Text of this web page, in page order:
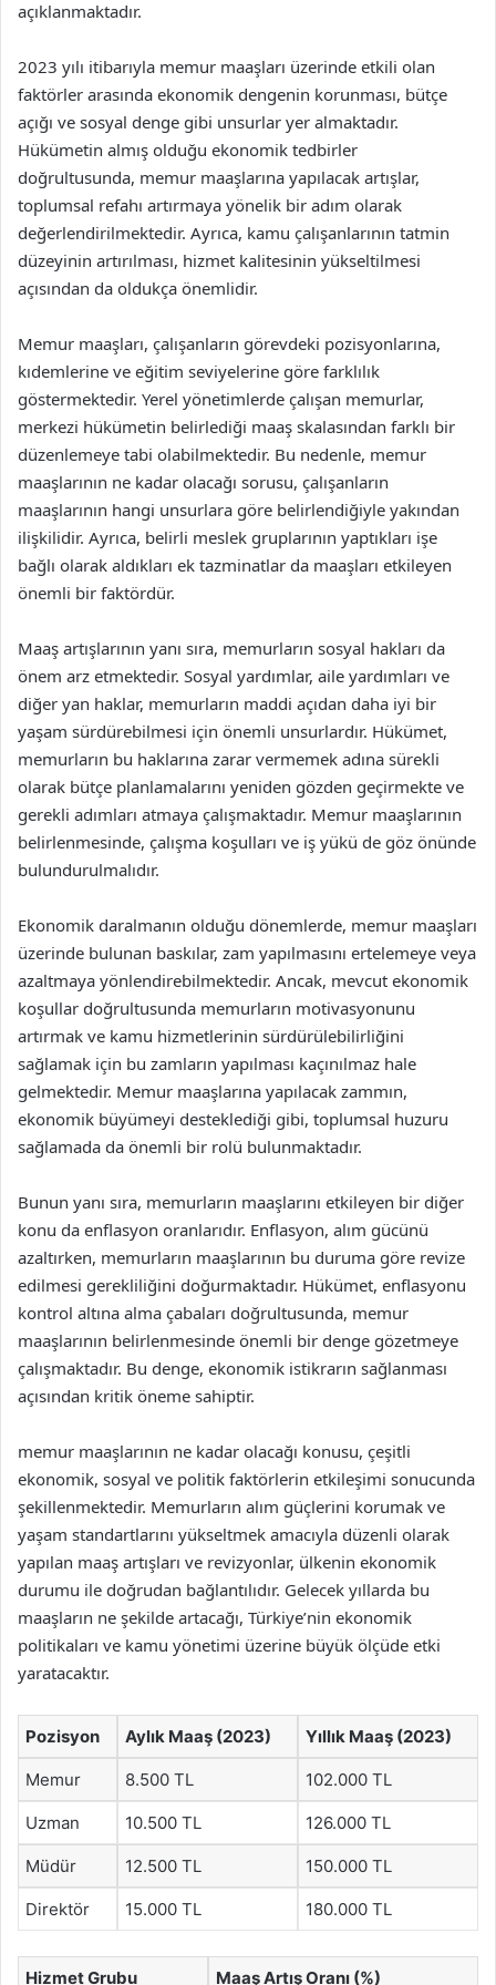
açıklanmaktadır.
2023 yılı itibarıyla memur maaşları üzerinde etkili olan
faktörler arasında ekonomik dengenin korunması, bütçe
açığı ve sosyal denge gibi unsurlar yer almaktadır.
Hükümetin almış olduğu ekonomik tedbirler
doğrultusunda, memur maaşlarına yapılacak artışlar,
toplumsal refahı artırmaya yönelik bir adım olarak
değerlendirilmektedir. Ayrıca, kamu çalışanlarının tatmin
düzeyinin artırılması, hizmet kalitesinin yükseltilmesi
açısından da oldukça önemlidir.
Memur maaşları, çalışanların görevdeki pozisyonlarına,
kıdemlerine ve eğitim seviyelerine göre farklılık
göstermektedir. Yerel yönetimlerde çalışan memurlar,
merkezi hükümetin belirlediği maaş skalasından farklı bir
düzenlemeye tabi olabilmektedir. Bu nedenle, memur
maaşlarının ne kadar olacağı sorusu, çalışanların
maaşlarının hangi unsurlara göre belirlendiğiyle yakından
ilişkilidir. Ayrıca, belirli meslek gruplarının yaptıkları işe
bağlı olarak aldıkları ek tazminatlar da maaşları etkileyen
önemli bir faktördür.
Maaş artışlarının yanı sıra, memurların sosyal hakları da
önem arz etmektedir. Sosyal yardımlar, aile yardımları ve
diğer yan haklar, memurların maddi açıdan daha iyi bir
yaşam sürdürebilmesi için önemli unsurlardır. Hükümet,
memurların bu haklarına zarar vermemek adına sürekli
olarak bütçe planlamalarını yeniden gözden geçirmekte ve
gerekli adımları atmaya çalışmaktadır. Memur maaşlarının
belirlenmesinde, çalışma koşulları ve iş yükü de göz önünde
bulundurulmalıdır.
Ekonomik daralmanın olduğu dönemlerde, memur maaşları
üzerinde bulunan baskılar, zam yapılmasını ertelemeye veya
azaltmaya yönlendirebilmektedir. Ancak, mevcut ekonomik
koşullar doğrultusunda memurların motivasyonunu
artırmak ve kamu hizmetlerinin sürdürülebilirliğini
sağlamak için bu zamların yapılması kaçınılmaz hale
gelmektedir. Memur maaşlarına yapılacak zammın,
ekonomik büyümeyi desteklediği gibi, toplumsal huzuru
sağlamada da önemli bir rolü bulunmaktadır.
Bunun yanı sıra, memurların maaşlarını etkileyen bir diğer
konu da enflasyon oranlarıdır. Enflasyon, alım gücünü
azaltırken, memurların maaşlarının bu duruma göre revize
edilmesi gerekliliğini doğurmaktadır. Hükümet, enflasyonu
kontrol altına alma çabaları doğrultusunda, memur
maaşlarının belirlenmesinde önemli bir denge gözetmeye
çalışmaktadır. Bu denge, ekonomik istikrarın sağlanması
açısından kritik öneme sahiptir.
memur maaşlarının ne kadar olacağı konusu, çeşitli
ekonomik, sosyal ve politik faktörlerin etkileşimi sonucunda
şekillenmektedir. Memurların alım güçlerini korumak ve
yaşam standartlarını yükseltmek amacıyla düzenli olarak
yapılan maaş artışları ve revizyonlar, ülkenin ekonomik
durumu ile doğrudan bağlantılıdır. Gelecek yıllarda bu
maaşların ne şekilde artacağı, Türkiye’nin ekonomik
politikaları ve kamu yönetimi üzerine büyük ölçüde etki
yaratacaktır.
Pozisyon Aylık Maaş (2023) Yıllık Maaş (2023)
Memur 8.500 TL 102.000 TL
Uzman 10.500 TL 126.000 TL
Müdür 12.500 TL 150.000 TL
Direktör 15.000 TL 180.000 TL
Hizmet Grubu Maaş Artış Oranı (%)